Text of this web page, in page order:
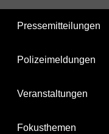
Pressemitteilungen
Polizeimeldungen
Veranstaltungen
Fokusthemen